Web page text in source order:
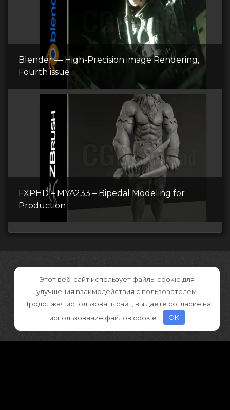
Blender — High-Precision image Rendering,
Fourth issue
FXPHD – MYA233 – Bipedal Modeling for
Production
Этот веб-сайт использует файлы cookie для
улучшения взаимодействия с пользователем.
Продолжая использовать сайт, вы даете согласие на
использование файлов cookie.
OK